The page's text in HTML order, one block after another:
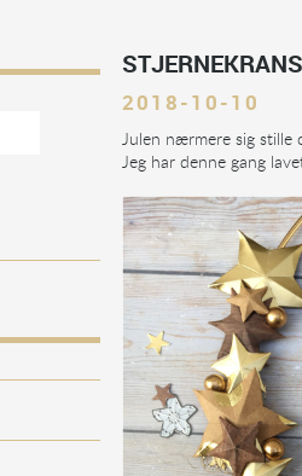
STJERNEKRANS
2018-10-10
Julen nærmere sig stille
Jeg har denne gang